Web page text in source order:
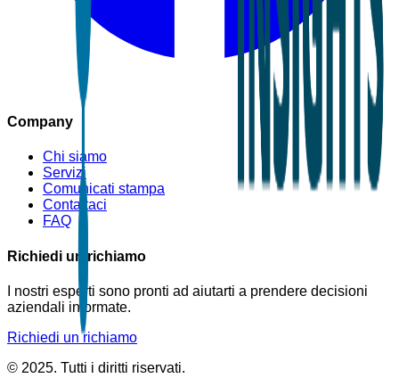
Company
Chi siamo
Servizi
Comunicati stampa
Contattaci
FAQ
Richiedi un richiamo
I nostri esperti sono pronti ad aiutarti a prendere decisioni
aziendali informate.
Richiedi un richiamo
© 2025. Tutti i diritti riservati.